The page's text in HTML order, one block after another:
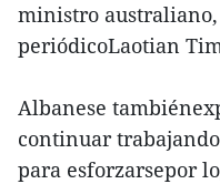
ministro
periódicoLaotian
Albanese
continuar
para esforzarsepor